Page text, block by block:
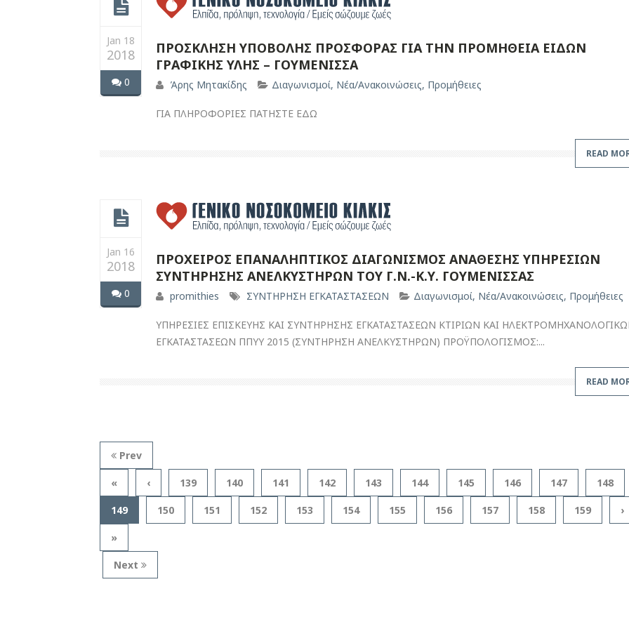
Jan 18
2018
0
ΠΡΟΣΚΛΗΣΗ ΥΠΟΒΟΛΗΣ ΠΡΟΣΦΟΡΑΣ ΓΙΑ ΤΗΝ ΠΡΟΜΗΘΕΙΑ ΕΙΔΩΝ
ΓΡΑΦΙΚΗΣ ΥΛΗΣ – ΓΟΥΜΕΝΙΣΣΑ
Άρης Μητακίδης Διαγωνισμοί, Νέα/Ανακοινώσεις, Προμήθειες
ΓΙΑ ΠΛΗΡΟΦΟΡΙΕΣ ΠΑΤΗΣΤΕ ΕΔΩ
READ
Jan 16
2018
0
ΠΡΟΧΕΙΡΟΣ ΕΠΑΝΑΛΗΠΤΙΚΟΣ ΔΙΑΓΩΝΙΣΜΟΣ ΑΝΑΘΕΣΗΣ ΥΠΗΡΕΣΙΩΝ
ΣΥΝΤΗΡΗΣΗΣ ΑΝΕΛΚΥΣΤΗΡΩΝ ΤΟΥ Γ.Ν.-Κ.Υ. ΓΟΥΜΕΝΙΣΣΑΣ
promithies ΣΥΝΤΗΡΗΣΗ ΕΓΚΑΤΑΣΤΑΣΕΩΝ Διαγωνισμοί, Νέα/Ανακοινώσεις, Προμήθειες
ΥΠΗΡΕΣΙΕΣ ΕΠΙΣΚΕΥΗΣ ΚΑΙ ΣΥΝΤΗΡΗΣΗΣ ΕΓΚΑΤΑΣΤΑΣΕΩΝ ΚΤΙΡΙΩΝ ΚΑΙ
ΕΓΚΑΤΑΣΤΑΣΕΩΝ ΠΠΥΥ 2015 (ΣΥΝΤΗΡΗΣΗ ΑΝΕΛΚΥΣΤΗΡΩΝ) ΠΡΟΫΠΟΛΟΓΙΣΜΟΣ:...
READ
Prev
« ‹ 139 140 141 142 143 144 145 146 147 148
149 150 151 152 153 154 155 156 157 158 159 ›
»
Next